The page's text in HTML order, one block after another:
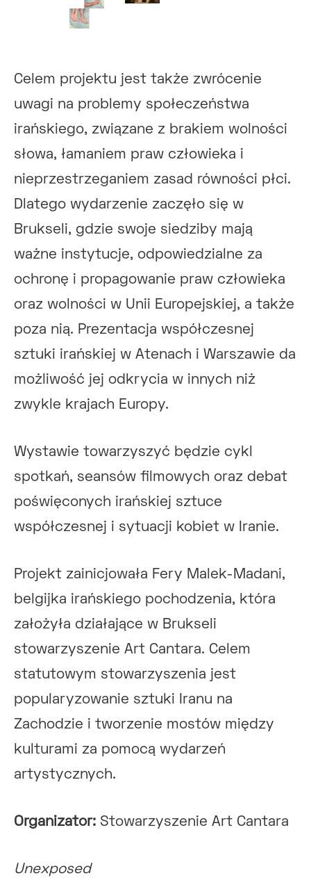
Celem projektu jest także zwrócenie
uwagi na problemy społeczeństwa
irańskiego, związane z brakiem wolności
słowa, łamaniem praw człowieka i
nieprzestrzeganiem zasad równości płci.
Dlatego wydarzenie zaczęło się w
Brukseli, gdzie swoje siedziby mają
ważne instytucje, odpowiedzialne za
ochronę i propagowanie praw człowieka
oraz wolności w Unii Europejskiej, a także
poza nią. Prezentacja współczesnej
sztuki irańskiej w Atenach i Warszawie da
możliwość jej odkrycia w innych niż
zwykle krajach Europy.
Wystawie towarzyszyć będzie cykl
spotkań, seansów filmowych oraz debat
poświęconych irańskiej sztuce
współczesnej i sytuacji kobiet w Iranie.
Projekt zainicjowała Fery Malek-Madani,
belgijka irańskiego pochodzenia, która
założyła działające w Brukseli
stowarzyszenie Art Cantara. Celem
statutowym stowarzyszenia jest
popularyzowanie sztuki Iranu na
Zachodzie i tworzenie mostów między
kulturami za pomocą wydarzeń
artystycznych.
Organizator: Stowarzyszenie Art Cantara
Unexposed